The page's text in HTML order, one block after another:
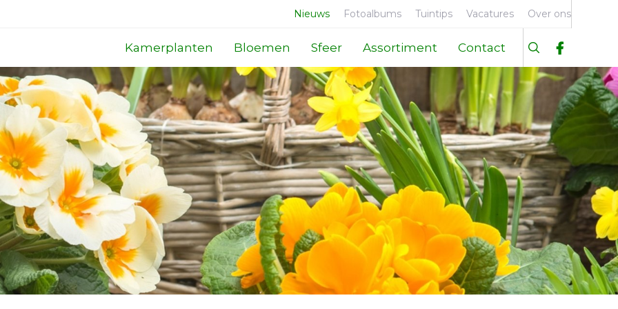
Nieuws Fotoalbums Tuintips Vacatures Over ons
Kamerplanten Bloemen Sfeer Assortiment Contact